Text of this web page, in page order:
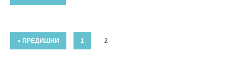
« ПРЕДИШНИ 1 2